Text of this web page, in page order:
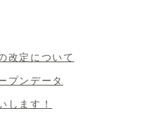
改定について
プンデータ
します！